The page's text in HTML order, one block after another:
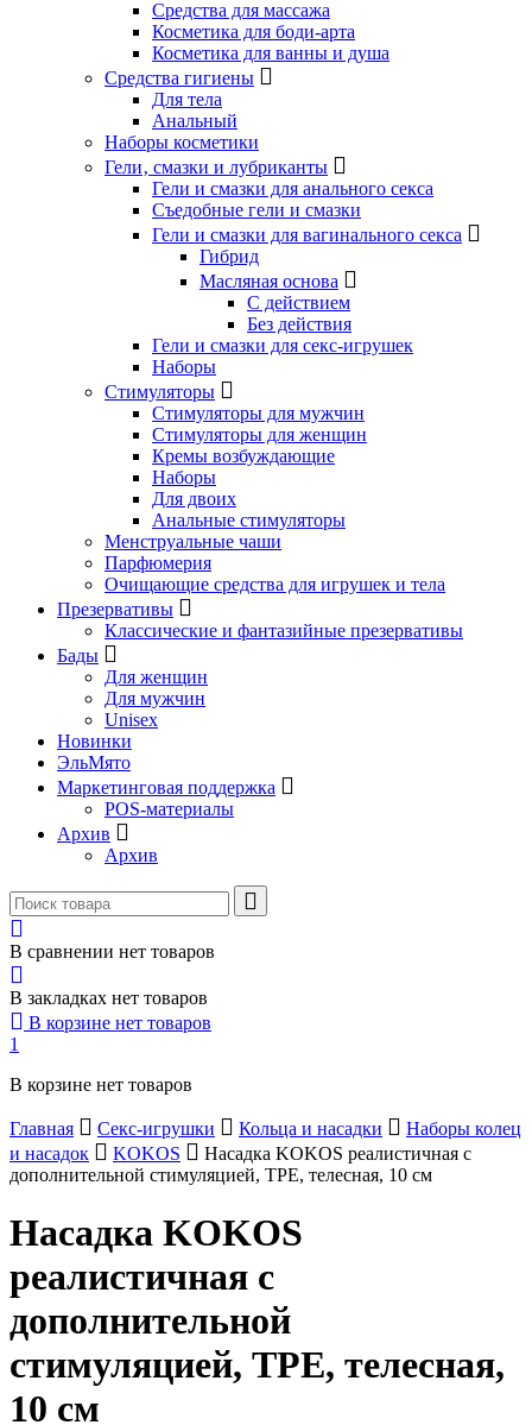
Средства для массажа
Косметика для боди-арта
Косметика для ванны и душа
Средства гигиены
Для тела
Анальный
Наборы косметики
Гели‚ смазки и лубриканты
Гели и смазки для анального секса
Съедобные гели и смазки
Гели и смазки для вагинального секса
Гибрид
Масляная основа
С действием
Без действия
Гели и смазки для секс-игрушек
Наборы
Стимуляторы
Стимуляторы для мужчин
Стимуляторы для женщин
Кремы возбуждающие
Наборы
Для двоих
Анальные стимуляторы
Менструальные чаши
Парфюмерия
Очищающие средства для игрушек и тела
Презервативы
Классические и фантазийные презервативы
Бады
Для женщин
Для мужчин
Unisex
Новинки
ЭльМято
Маркетинговая поддержка
POS-материалы
Архив
Архив
В сравнении нет товаров
В закладках нет товаров
В корзине нет товаров
1
В корзине нет товаров
Главная Секс-игрушки Кольца и насадки
Наборы колец
и насадок
KOKOS
Насадка KOKOS реалистичная с
дополнительной стимуляцией, TPE, телесная, 10 см
Насадка KOKOS
реалистичная с
дополнительной
стимуляцией, TPE, телесная,
10 см